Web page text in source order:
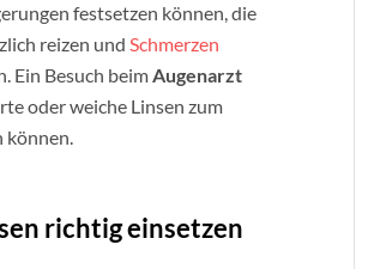
festsetzen können, die
reizen und Schmerzen
Ein Besuch beimAugenarzt
oder weiche Linsen zum
können.
richtig einsetzen